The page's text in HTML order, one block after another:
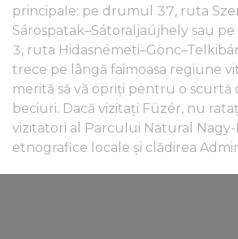
principale: pe drumul 37, ruta
Sárospatak–Sátoraljaújhely sau
3, ruta
trece pe lângă faimoasa regiune
merită să vă opriți pentru o scurtă
beciuri. Dacă vizitați Füzér, nu
vizitatori al Parcului Natural Nagy-
etnografice locale și clădirea